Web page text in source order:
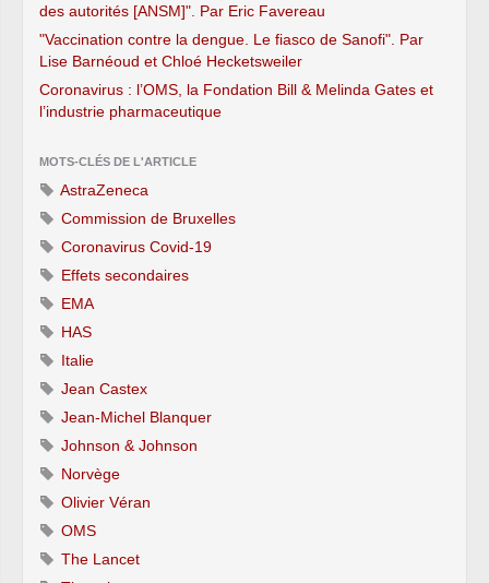
des autorités [ANSM]". Par Eric Favereau
"Vaccination contre la dengue. Le fiasco de Sanofi". Par
Lise Barnéoud et Chloé Hecketsweiler
Coronavirus : l’OMS, la Fondation Bill & Melinda Gates et
l’industrie pharmaceutique
MOTS-CLÉS DE L'ARTICLE
AstraZeneca
Commission de Bruxelles
Coronavirus Covid-19
Effets secondaires
EMA
HAS
Italie
Jean Castex
Jean-Michel Blanquer
Johnson & Johnson
Norvège
Olivier Véran
OMS
The Lancet